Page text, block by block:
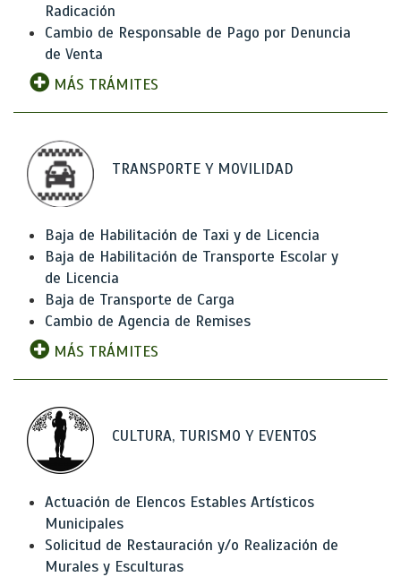
Radicación
Cambio de Responsable de Pago por Denuncia
de Venta
MÁS TRÁMITES
TRANSPORTE Y MOVILIDAD
Baja de Habilitación de Taxi y de Licencia
Baja de Habilitación de Transporte Escolar y
de Licencia
Baja de Transporte de Carga
Cambio de Agencia de Remises
MÁS TRÁMITES
CULTURA, TURISMO Y EVENTOS
Actuación de Elencos Estables Artísticos
Municipales
Solicitud de Restauración y/o Realización de
Murales y Esculturas